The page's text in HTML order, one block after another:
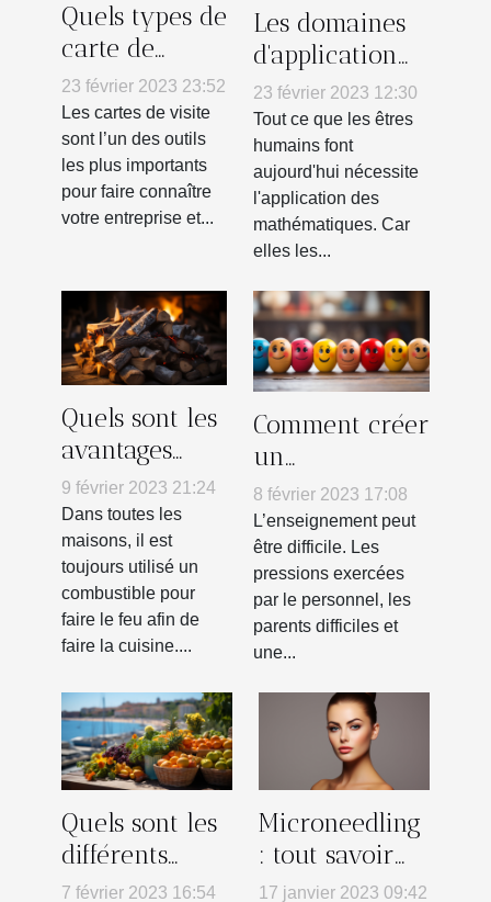
Quels types de
carte de
visites faire à
Lyon ?
23 février 2023 23:52
Les cartes de visite
sont l’un des outils
les plus importants
pour faire connaître
votre entreprise et...
Les domaines
d'application
des
mathématiques
23 février 2023 12:30
Tout ce que les êtres
humains font
aujourd'hui nécessite
l'application des
mathématiques. Car
elles les...
Quels sont les
avantages
d’utiliser le
chauffage au
bois ?
9 février 2023 21:24
Dans toutes les
maisons, il est
toujours utilisé un
combustible pour
faire le feu afin de
faire la cuisine....
Comment créer
un
environnement
d’apprentissage
grâce à la
psychologie
positive
8 février 2023 17:08
L’enseignement peut
être difficile. Les
pressions exercées
par le personnel, les
parents difficiles et
une...
Quels sont les
différents
types de
7 février 2023 16:54
Microneedling
: tout savoir
sur ce soin du
17 janvier 2023 09:42